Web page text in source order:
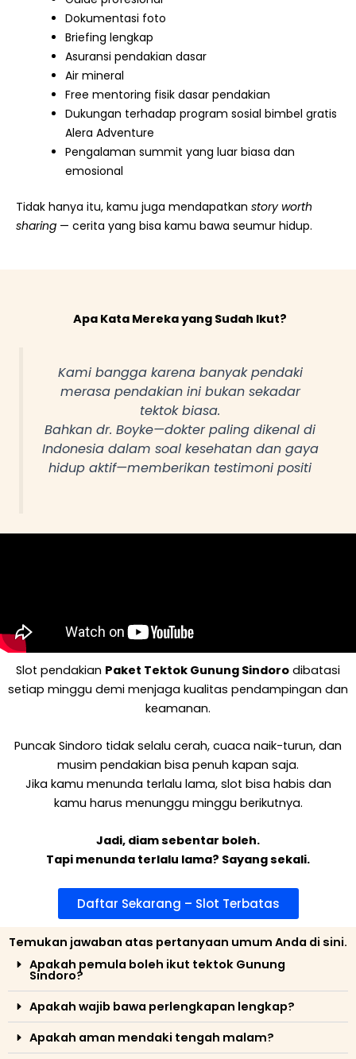
Dokumentasi foto
Briefing lengkap
Asuransi pendakian dasar
Air mineral
Free mentoring fisik dasar pendakian
Dukungan terhadap program sosial bimbel gratis
Alera Adventure
Pengalaman summit yang luar biasa dan
emosional
Tidak hanya itu, kamu juga mendapatkan story worth
sharing — cerita yang bisa kamu bawa seumur hidup.
Apa Kata Mereka yang Sudah Ikut?
Kami bangga karena banyak pendaki
merasa pendakian ini bukan sekadar
tektok biasa.
Bahkan dr. Boyke—dokter paling dikenal di
Indonesia dalam soal kesehatan dan gaya
hidup aktif—memberikan testimoni positi
Slot pendakian Paket Tektok Gunung Sindoro dibatasi
setiap minggu demi menjaga kualitas pendampingan dan
keamanan.
Puncak Sindoro tidak selalu cerah, cuaca naik-turun, dan
musim pendakian bisa penuh kapan saja.
Jika kamu menunda terlalu lama, slot bisa habis dan
kamu harus menunggu minggu berikutnya.
Jadi, diam sebentar boleh.
Tapi menunda terlalu lama? Sayang sekali.
Daftar Sekarang – Slot Terbatas
Temukan jawaban atas pertanyaan umum Anda di sini.
Apakah pemula boleh ikut tektok Gunung
Sindoro?
Apakah wajib bawa perlengkapan lengkap?
Apakah aman mendaki tengah malam?